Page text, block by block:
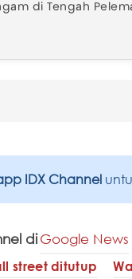
di Tengah
IDX Channel
diGoogle News
street ditutup